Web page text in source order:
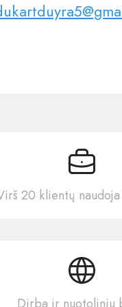
20 klientų